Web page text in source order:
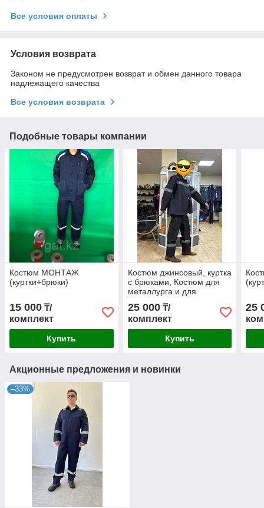
Все условия оплаты
Условия возврата
Законом не предусмотрен возврат и обмен данного товара
надлежащего качества
Все условия возврата
Подобные товары компании
Костюм МОНТАЖ
(куртки+брюки)
15 000 ₸/
комплект
Купить
Костюм джинсовый, куртка
с брюками, Костюм для
металлурга и для
25 000₸/
комплект
Купить
25
Акционные предложения и новинки
–33%